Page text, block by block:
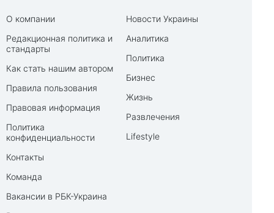
О компании
Редакционная политика и
стандарты
Как стать нашим автором
Правила пользования
Правовая информация
Политика
конфиденциальности
Контакты
Команда
Вакансии в РБК-Украина
Новости Украины
Аналитика
Политика
Бизнес
Жизнь
Развлечения
Lifestyle